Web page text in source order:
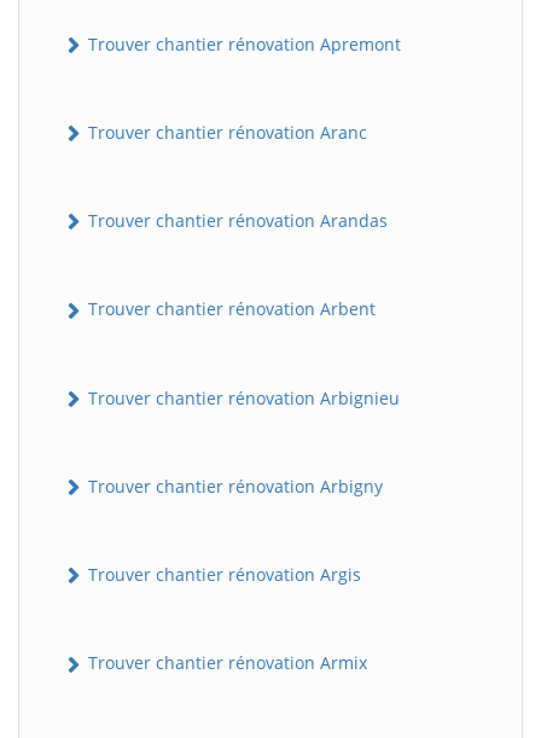
Trouver chantier rénovation Apremont
Trouver chantier rénovation Aranc
Trouver chantier rénovation Arandas
Trouver chantier rénovation Arbent
Trouver chantier rénovation Arbignieu
Trouver chantier rénovation Arbigny
Trouver chantier rénovation Argis
Trouver chantier rénovation Armix